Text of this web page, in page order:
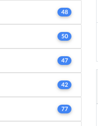
48
50
47
42
77